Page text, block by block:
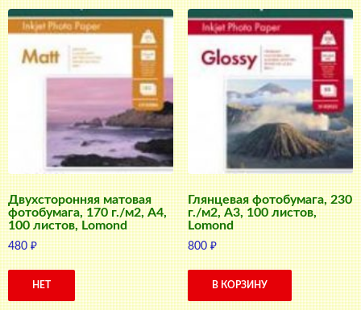
Двухсторонняя матовая
фотобумага, 170 г./м2, A4,
100 листов, Lomond
480₽
НЕТ
Глянцевая фотобумага, 230
г./м2, A3, 100 листов,
Lomond
800₽
В КОРЗИНУ